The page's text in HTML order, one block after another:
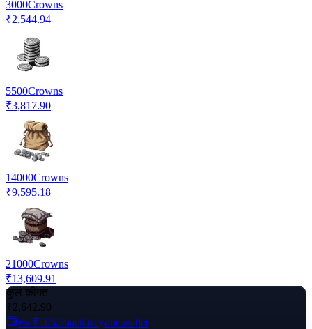
3000Crowns
₹2,544.94
5500Crowns
₹3,817.90
14000Crowns
₹9,595.18
21000Crowns
₹13,609.91
कुल कीमत
₹2,642.90
+≈ ₹105.7back to your wallet